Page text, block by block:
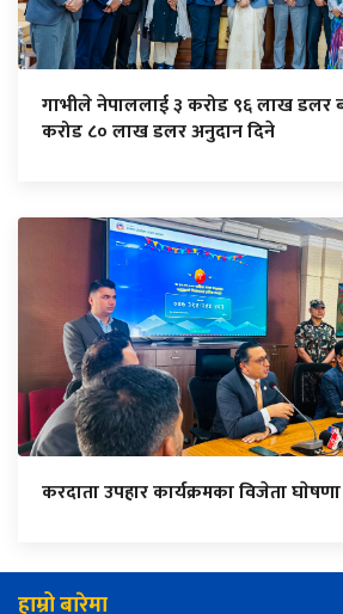
गाभीले नेपाललाई ३ करोड ९६ लाख डलर
करोड ८० लाख डलर अनुदान दिने
करदाता उपहार कार्यक्रमका विजेता घाेषणा
हाम्रो बारेमा